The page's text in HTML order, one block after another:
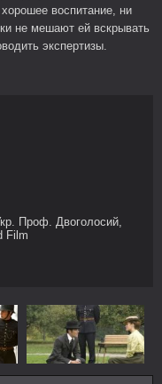
хорошее воспитание, ни
не мешают ей вскрывать
экспертизы.
Проф. Двоголосий,
Film